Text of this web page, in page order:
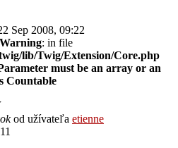
Sep 2008, 09:22
: in file
lib/Twig/Extension/Core.php
must be an array or an
Countable
od užívateľa etienne